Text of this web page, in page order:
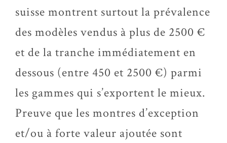
suisse montrent surtout la prévalence
des modèles vendus à plus de 2500 €
et de la tranche immédiatement en
dessous (entre 450 et 2500 €) parmi
les gammes qui s’exportent le mieux.
Preuve que les montres d’exception
et/ou à forte valeur ajoutée sont